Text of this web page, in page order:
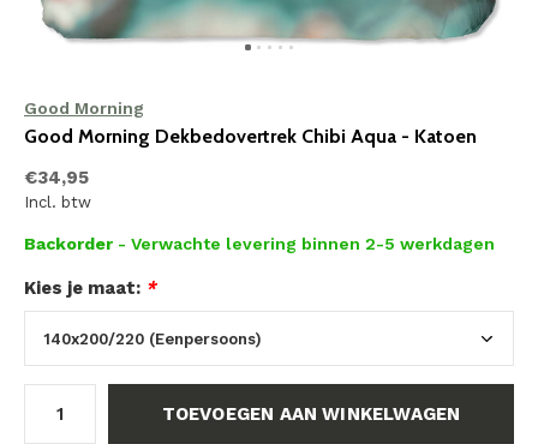
Good Morning
Good Morning Dekbedovertrek Chibi Aqua - Katoen
€34,95
Incl. btw
Backorder - Verwachte levering binnen 2-5 werkdagen
Kies je maat: *
TOEVOEGEN AAN WINKELWAGEN